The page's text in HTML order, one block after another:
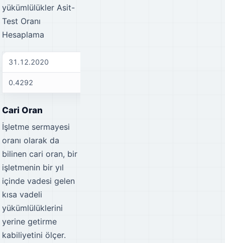
yükümlülükler Asit-
Test Oranı
Hesaplama
31.12.2020
0.4292
Cari Oran
İşletme sermayesi
oranı olarak da
bilinen cari oran, bir
işletmenin bir yıl
içinde vadesi gelen
kısa vadeli
yükümlülüklerini
yerine getirme
kabiliyetini ölçer.